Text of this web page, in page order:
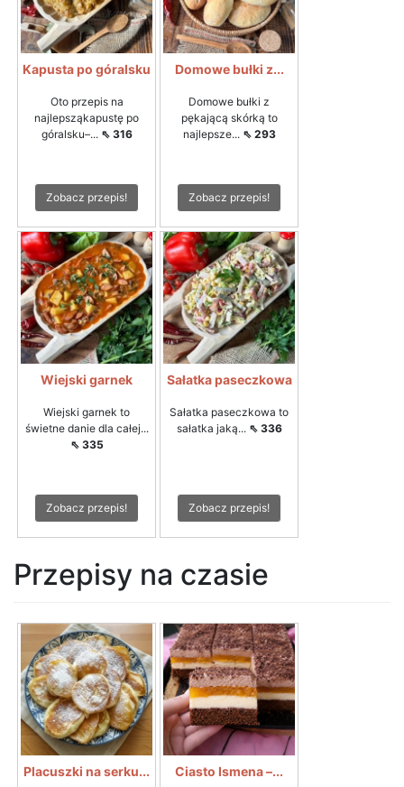
Kapusta po góralsku
Oto przepis na
najlepsząkapustę po
góralsku–... ⇖ 316
Zobacz przepis!
Domowe bułki z...
Domowe bułki z
pękającą skórką to
najlepsze... ⇖ 293
Zobacz przepis!
Wiejski garnek
Wiejski garnek to
świetne danie dla całej...
⇖ 335
Zobacz przepis!
Sałatka paseczkowa
Sałatka paseczkowa to
sałatka jaką... ⇖ 336
Zobacz przepis!
Przepisy na czasie
Placuszki na serku... Ciasto Ismena –...